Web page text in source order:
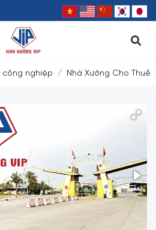
nghiệp Nhà Xưởng Cho Thuê